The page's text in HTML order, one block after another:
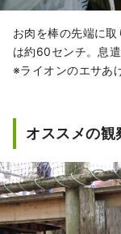
お肉を棒の先端に
は約60センチ。息
※ライオンのエサ
オススメの観